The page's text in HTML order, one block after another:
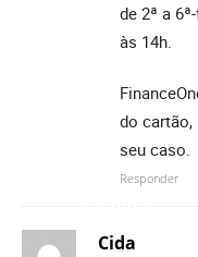
de 2ª a
às 14h.
do
seu caso.
Responder
Cida